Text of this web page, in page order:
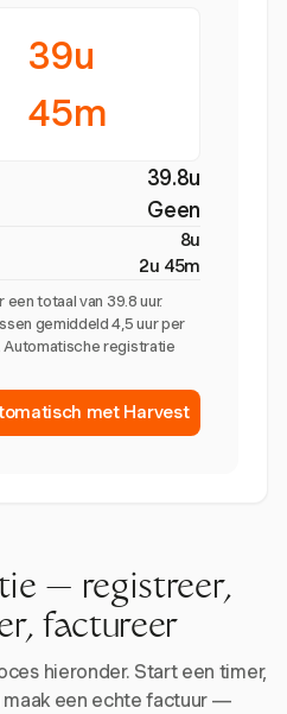
39u
45m
39.8u
Geen
8u
2u 45m
totaal van 39.8 uur.
gemiddeld 4,5 uur per
registratie
met Harvest
— registreer,
factureer
hieronder. Start een timer,
maak een echte factuur —